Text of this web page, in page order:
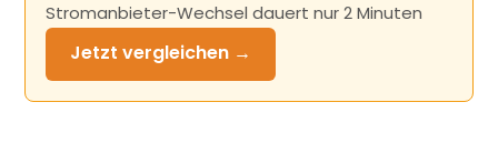
Stromanbieter-Wechsel dauert nur 2 Minuten
Jetzt vergleichen →